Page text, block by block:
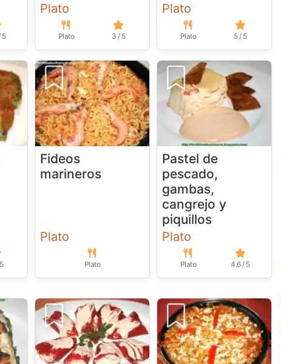
5
Plato
Plato 3 / 5
Plato
Plato 5 / 5
Fideos
marineros
Plato
Plato
Pastel de
pescado,
gambas,
cangrejo y
piquillos
Plato
Plato 4.6 / 5